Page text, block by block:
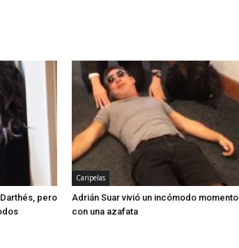
pero
Caripelas
Adrián Suar vivió un incómodo momento
con una azafata